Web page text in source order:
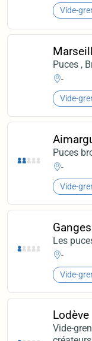
Vide-
Puces ,
-
Vide-
Puces
-
Vide-
Ganges
Les
-
Vide-
Lodève
Vide-